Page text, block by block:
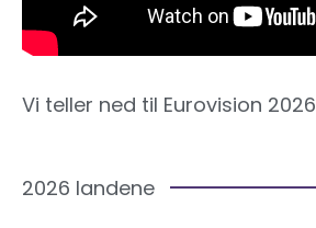
Vi teller ned til Eurovision 2026
2026 landene